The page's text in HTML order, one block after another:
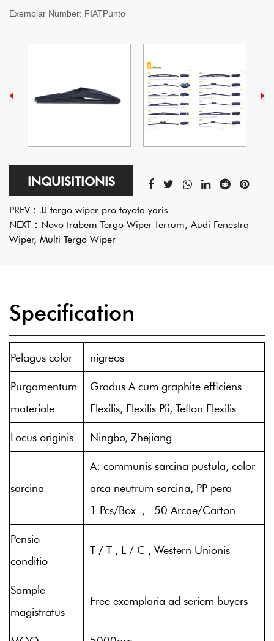
Exemplar Number: FIATPunto
INQUISITIONIS
PREV： JJ tergo wiper pro toyota yaris
NEXT： Novo trabem Tergo Wiper ferrum, Audi Fenestra
Wiper, Multi Tergo Wiper
Specification
Pelagus color
nigreos
Purgamentum
materiale
Gradus A cum graphite efficiens
Flexilis, Flexilis Pii, Teflon Flexilis
Locus originis
Ningbo, Zhejiang
sarcina
A: communis sarcina pustula, color
arca neutrum sarcina, PP pera
1 Pcs/Box , 50 Arcae/Carton
Pensio
conditio
T / T , L / C , Western Unionis
Sample
magistratus
Free exemplaria ad seriem buyers